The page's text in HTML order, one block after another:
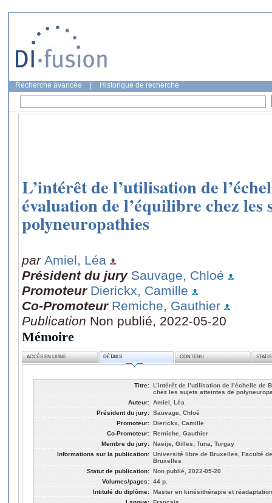
Recherche avancée Historique de recherche
L’intérêt de l’utilisation de
évaluation de l’équilibre chez les
polyneuropathies
par Amiel, Léa
Président du jury Sauvage, Chloé
Promoteur Dierickx, Camille
Co-Promoteur Remiche, Gauthier
Publication Non publié, 2022-05-20
Mémoire
ACCÈS EN LIGNE DÉTAILS CONTENU
Titre: L’intérêt de l’utilisation de l’échelle de
chez les sujets atteintes de
Auteur: Amiel, Léa
Président du jury: Sauvage, Chloé
Promoteur: Dierickx, Camille
Co-Promoteur: Remiche, Gauthier
Membre du jury: Naeije, Gilles; Tuna, Turgay
Informations sur la publication: Université libre de Bruxelles, Faculté
Bruxelles
Statut de publication: Non publié, 2022-05-20
Volumes/pages: 44 p.
Intitulé du diplôme: Master en kinésithérapie et réadaptation